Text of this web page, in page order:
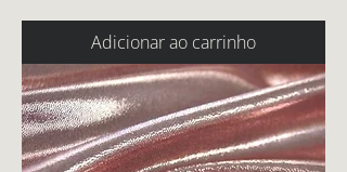
Adicionar ao carrinho